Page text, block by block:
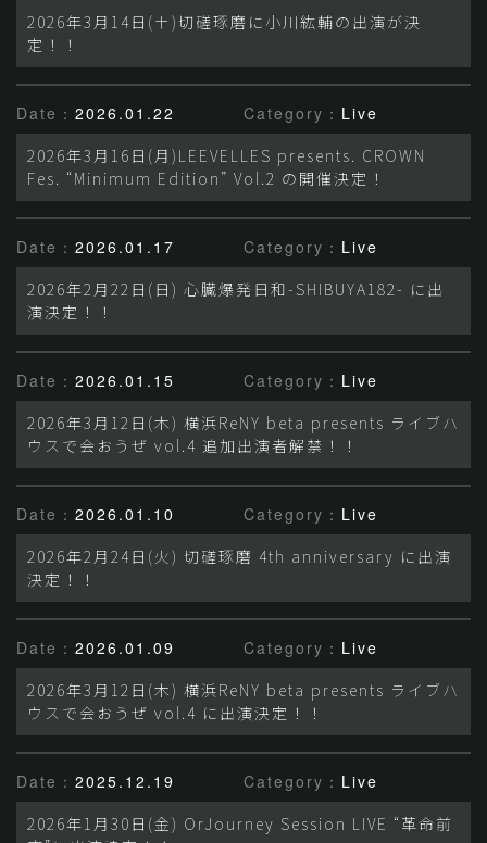
2026年3月14日(土)切磋琢磨に小川紘輔の出演が決
定！！
Date： 2026.01.22 Category： Live
2026年3月16日(月)LEEVELLES presents. CROWN
Fes. “Minimum Edition” Vol.2 の開催決定！
Date： 2026.01.17 Category： Live
2026年2月22日(日) 心臓爆発日和-SHIBUYA182- に出
演決定！！
Date： 2026.01.15 Category： Live
2026年3月12日(木) 横浜ReNY beta presents ライブハ
ウスで会おうぜ vol.4 追加出演者解禁！！
Date： 2026.01.10 Category： Live
2026年2月24日(火) 切磋琢磨 4th anniversary に出演
決定！！
Date： 2026.01.09 Category： Live
2026年3月12日(木) 横浜ReNY beta presents ライブハ
ウスで会おうぜ vol.4 に出演決定！！
Date： 2025.12.19 Category： Live
2026年1月30日(金) OrJourney Session LIVE “革命前